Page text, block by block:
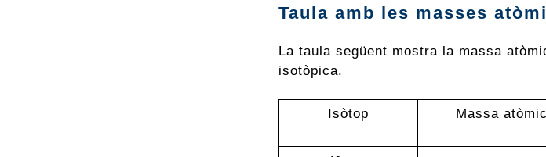
Taula amb les masses
La taula següent mostra la massa
isotòpica.
Isòtop Massa